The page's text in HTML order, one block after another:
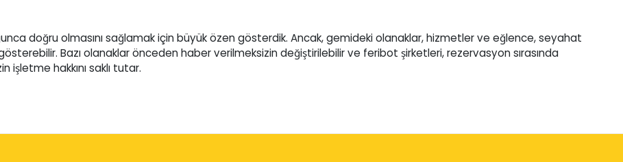
doğru olmasını sağlamak için büyük özen gösterdik. Ancak, gemideki olanaklar, hizmetler ve eğlence, seyahat
Bazı olanaklar önceden haber verilmeksizin değiştirilebilir ve feribot şirketleri, rezervasyon sırasında
işletme hakkını saklı tutar.